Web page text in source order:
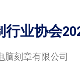
业协会
脑刻章有限公司